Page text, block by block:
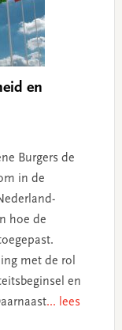
en
Burgers de
in de
hoe de
met de rol
en
... lees